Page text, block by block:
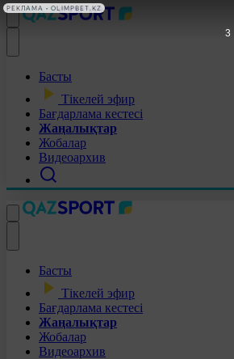
Басты
Тікелей эфир
Бағдарлама кестесі
Жаңалықтар
Жобалар
Видеоархив
Басты
Тікелей эфир
Бағдарлама кестесі
Жаңалықтар
Жобалар
Видеоархив
2
РЕКЛАМА • OLIMPBET.KZ